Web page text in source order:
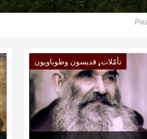
تأمّلات, قديسون وطوباويون